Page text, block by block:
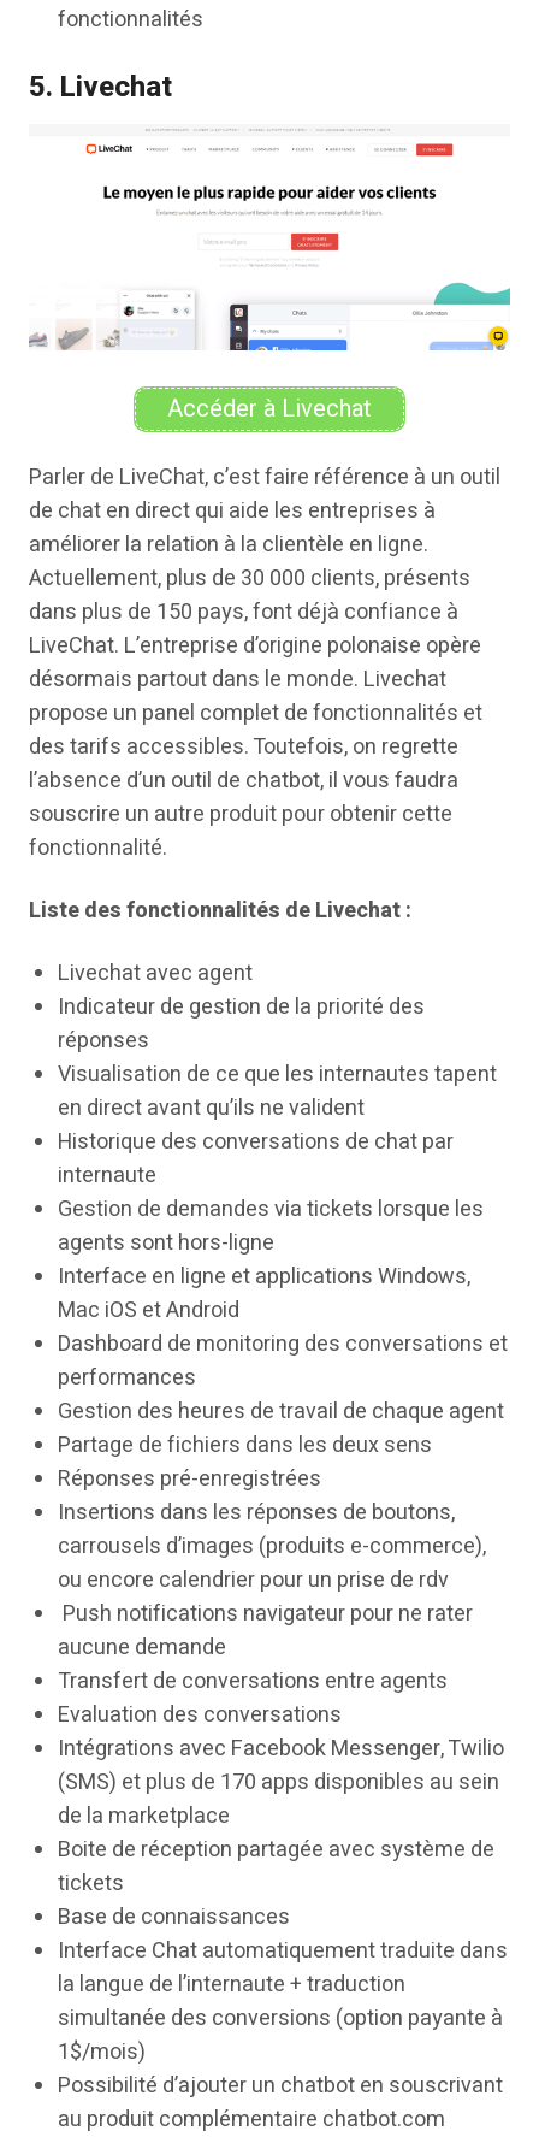
fonctionnalités
5. Livechat
Accéder à Livechat
Parler de LiveChat, c’est faire référence à un outil
de chat en direct qui aide les entreprises à
améliorer la relation à la clientèle en ligne.
Actuellement, plus de 30 000 clients, présents
dans plus de 150 pays, font déjà confiance à
LiveChat. L’entreprise d’origine polonaise opère
désormais partout dans le monde. Livechat
propose un panel complet de fonctionnalités et
des tarifs accessibles. Toutefois, on regrette
l’absence d’un outil de chatbot, il vous faudra
souscrire un autre produit pour obtenir cette
fonctionnalité.
Liste des fonctionnalités de Livechat :
Livechat avec agent
Indicateur de gestion de la priorité des
réponses
Visualisation de ce que les internautes tapent
en direct avant qu’ils ne valident
Historique des conversations de chat par
internaute
Gestion de demandes via tickets lorsque les
agents sont hors-ligne
Interface en ligne et applications Windows,
Mac iOS et Android
Dashboard de monitoring des conversations et
performances
Gestion des heures de travail de chaque agent
Partage de fichiers dans les deux sens
Réponses pré-enregistrées
Insertions dans les réponses de boutons,
carrousels d’images (produits e-commerce),
ou encore calendrier pour un prise de rdv
Push notifications navigateur pour ne rater
aucune demande
Transfert de conversations entre agents
Evaluation des conversations
Intégrations avec Facebook Messenger, Twilio
(SMS) et plus de 170 apps disponibles au sein
de la marketplace
Boite de réception partagée avec système de
tickets
Base de connaissances
Interface Chat automatiquement traduite dans
la langue de l’internaute + traduction
simultanée des conversions (option payante à
1$/mois)
Possibilité d’ajouter un chatbot en souscrivant
au produit complémentaire chatbot.com